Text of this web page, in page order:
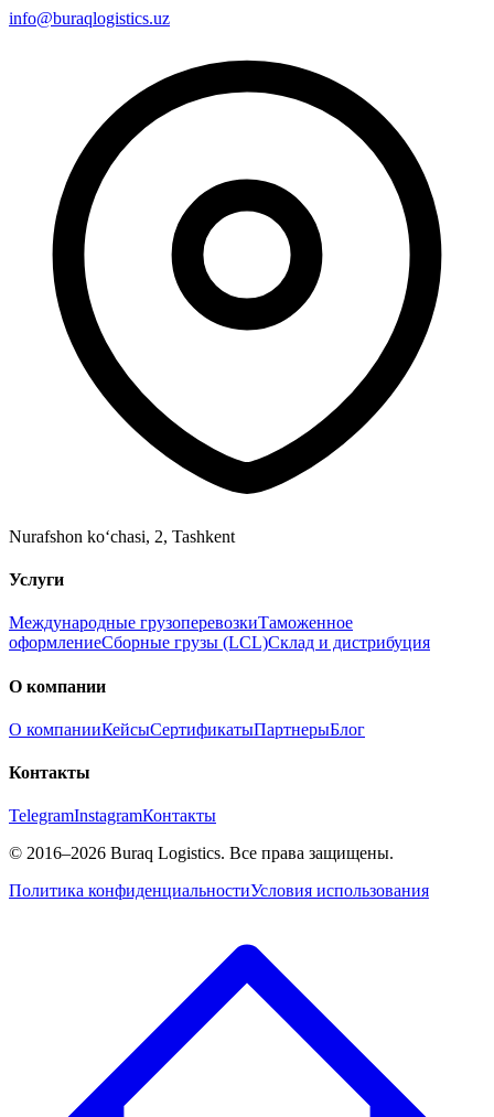
info@buraqlogistics.uz
Nurafshon ko‘chasi, 2, Tashkent
Услуги
Международные грузоперевозкиТаможенное
оформлениеСборные грузы (LCL)Склад и дистрибуция
О компании
О компанииКейсыСертификатыПартнерыБлог
Контакты
TelegramInstagramКонтакты
© 2016–2026 Buraq Logistics. Все права защищены.
Политика конфиденциальностиУсловия использования